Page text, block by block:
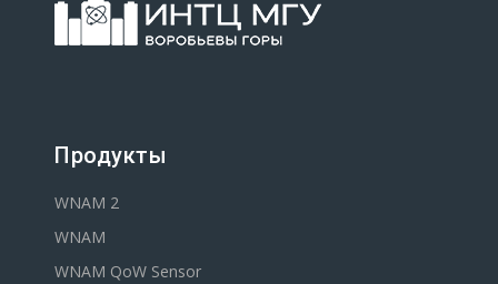
Продукты
WNAM 2
WNAM
WNAM QoW Sensor